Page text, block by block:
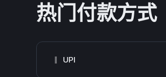
热门付款方式
UPI